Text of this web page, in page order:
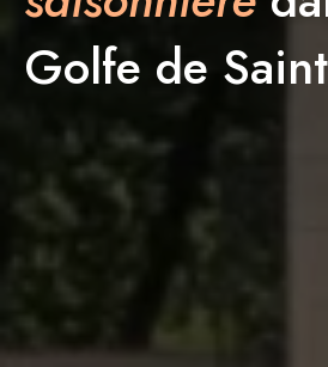
Golfe de